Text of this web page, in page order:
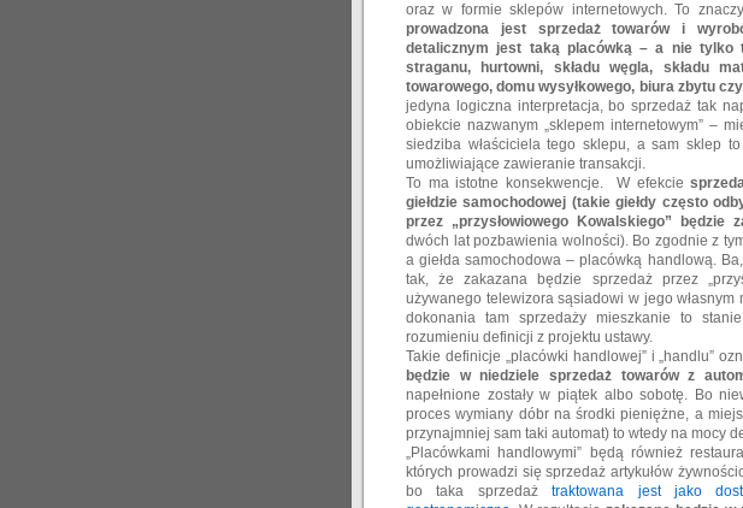
oraz w formie sklepów internetowych. To
prowadzona jest sprzedaż towarów i
detalicznym jest taką placówką – a nie tylko
straganu, hurtowni, składu węgla, składu
towarowego, domu wysyłkowego, biura zbytu
jedyna logiczna interpretacja, bo sprzedaż tak
obiekcie nazwanym „sklepem internetowym” –
siedziba właściciela tego sklepu, a sam sklep
umożliwiające zawieranie transakcji.
To ma istotne konsekwencje. W efekcie
giełdzie samochodowej (takie giełdy często
przez „przysłowiowego Kowalskiego” będzie
dwóch lat pozbawienia wolności). Bo zgodnie z
a giełda samochodowa – placówką handlową.
tak, że zakazana będzie sprzedaż przez
używanego telewizora sąsiadowi w jego własnym
dokonania tam sprzedaży mieszkanie to
rozumieniu definicji z projektu ustawy.
Takie definicje „placówki handlowej” i „handlu”
będzie w niedziele sprzedaż towarów z
napełnione zostały w piątek albo sobotę. Bo
proces wymiany dóbr na środki pieniężne, a
przynajmniej sam taki automat) to wtedy na mocy
„Placówkami handlowymi” będą również
których prowadzi się sprzedaż artykułów
bo taka sprzedażtraktowana jest jako